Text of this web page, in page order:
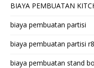
BIAYA PEMBUATAN
biaya pembuatan partisi
biaya pembuatan partisi r8
biaya pembuatan stand